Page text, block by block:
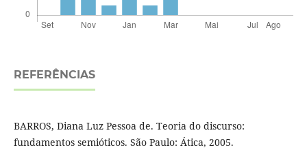
REFERÊNCIAS
BARROS, Diana Luz Pessoa de. Teoria do discurso:
fundamentos semióticos. São Paulo: Ática, 2005.